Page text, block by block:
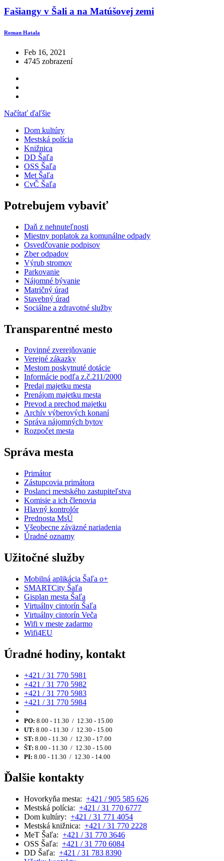
Fašiangy v Šali a na Matúšovej zemi
Roman Hatala
Feb 16, 2021
4745 zobrazení
Načítať ďaľšie
Dom kultúry
Mestská polícia
Knižnica
DD Šaľa
OSS Šaľa
Met Šaľa
CvČ Šaľa
Potrebujem vybaviť
Daň z nehnuteľnosti
Miestny poplatok za komunálne odpady
Osvedčovanie podpisov
Zber odpadov
Výrub stromov
Parkovanie
Nájomné bývanie
Matričný úrad
Stavebný úrad
Sociálne a zdravotné služby
Transparentné mesto
Povinné zverejňovanie
Verejné zákazky
Mestom poskytnuté dotácie
Informácie podľa z.č.211/2000
Predaj majetku mesta
Prenájom majetku mesta
Prevod a prechod majetku
Archív výberových konaní
Správa nájomných bytov
Rozpočet mesta
Správa mesta
Primátor
Zástupcovia primátora
Poslanci mestského zastupiteľstva
Komisie a ich členovia
Hlavný kontrolór
Prednosta MsÚ
Všeobecne záväzné nariadenia
Úradné oznamy
Užitočné služby
Mobilná aplikácia Šaľa o+
SMARTCity Šaľa
Gisplan mesta Šaľa
Virtuálny cintorín Šaľa
Virtuálny cintorín Veča
Wifi v meste zadarmo
Wifi4EU
Úradné hodiny, kontakt
+421 / 31 770 5981
+421 / 31 770 5982
+421 / 31 770 5983
+421 / 31 770 5984
PO: 8.00 - 11.30 / 12.30 - 15.00
UT: 8.00 - 11.30 / 12.30 - 15.00
ST: 8.00 - 11.30 / 12.30 - 17.00
ŠT: 8.00 - 11.30 / 12.30 - 15.00
PI: 8.00 - 11.30 / 12.30 - 14.00
Ďalšie kontakty
Hovorkyňa mesta: +421 / 905 585 626
Mestská polícia: +421 / 31 770 6777
Dom kultúry: +421 / 31 771 4054
Mestská knižnica: +421 / 31 770 2228
MeT Šaľa: +421 / 31 770 3646
OSS Šaľa: +421 / 31 770 6084
DD Šaľa: +421 / 31 783 8390